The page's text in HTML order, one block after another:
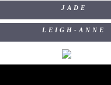
JADE
LEIGH-ANNE